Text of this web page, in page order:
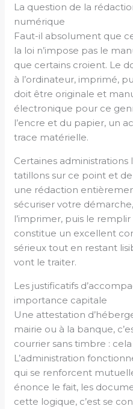
La question de la
numérique
Faut-il absolument que
la loi n’impose pas le
que certains croient. Le
à l’ordinateur, imprimé,
doit être originale et
électronique pour ce
l’encre et du papier, un
trace matérielle.
Certaines
tatillons sur ce point et
une rédaction
sécuriser votre
l’imprimer, puis le
constitue un excellent
sérieux tout en restant
vont le traiter.
Les justificatifs
importance capitale
Une attestation
mairie ou à la banque,
courrier sans timbre :
L’administration
qui se renforcent
énonce le fait, les
cette logique, c’est se